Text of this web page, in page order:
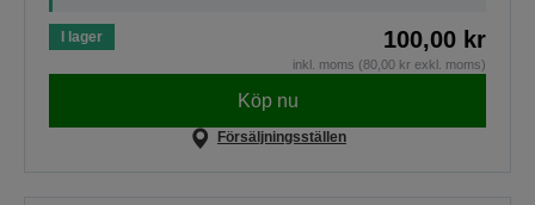
I lager 100,00 kr
inkl. moms (80,00 kr exkl. moms)
Köp nu
Försäljningsställen